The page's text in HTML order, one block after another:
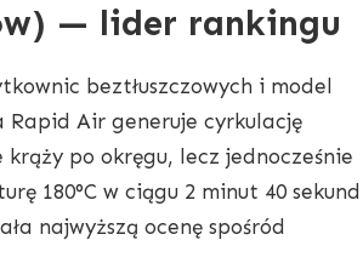
— lider rankingu
beztłuszczowych i model
Rapid Air generuje cyrkulację
po okręgu, lecz jednocześnie
180°C w ciągu 2 minut 40 sekund
najwyższą ocenę spośród